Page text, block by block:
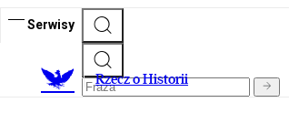
Serwisy
Rzecz o Historii